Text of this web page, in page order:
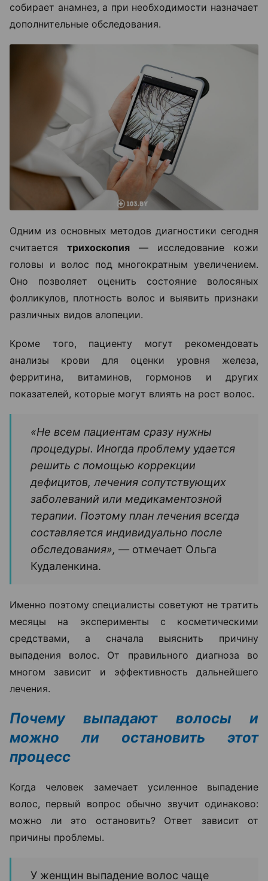
собирает анамнез, а при необходимости назначает
дополнительные обследования.
Одним из основных методов диагностики сегодня
считается трихоскопия — исследование кожи
головы и волос под многократным увеличением.
Оно позволяет оценить состояние волосяных
фолликулов, плотность волос и выявить признаки
различных видов алопеции.
Кроме того, пациенту могут рекомендовать
анализы крови для оценки уровня железа,
ферритина, витаминов, гормонов и других
показателей, которые могут влиять на рост волос.
«Не всем пациентам сразу нужны
процедуры. Иногда проблему удается
решить с помощью коррекции
дефицитов, лечения сопутствующих
заболеваний или медикаментозной
терапии. Поэтому план лечения всегда
составляется индивидуально после
обследования», — отмечает Ольга
Кудаленкина.
Именно поэтому специалисты советуют не тратить
месяцы на эксперименты с косметическими
средствами, а сначала выяснить причину
выпадения волос. От правильного диагноза во
многом зависит и эффективность дальнейшего
лечения.
Почему выпадают волосы и
можно ли остановить этот
процесс
Когда человек замечает усиленное выпадение
волос, первый вопрос обычно звучит одинаково:
можно ли это остановить? Ответ зависит от
причины проблемы.
У женщин выпадение волос чаще